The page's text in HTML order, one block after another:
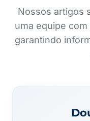
Nossos artigos
uma equipe
garantindo